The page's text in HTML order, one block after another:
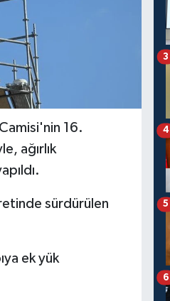
16.
ağırlık
sürdürülen
ek yük
3
4
5
6